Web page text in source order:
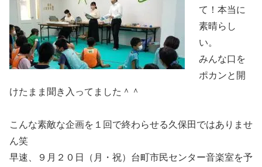
て！本当に
素晴らし
い。
みんな口を
ポカンと開
けたまま聞き入ってました＾＾
こんな素敵な企画を１回で終わらせる久保田ではありませ
ん笑
早速、９月２０日（月・祝）台町市民センター音楽室を予